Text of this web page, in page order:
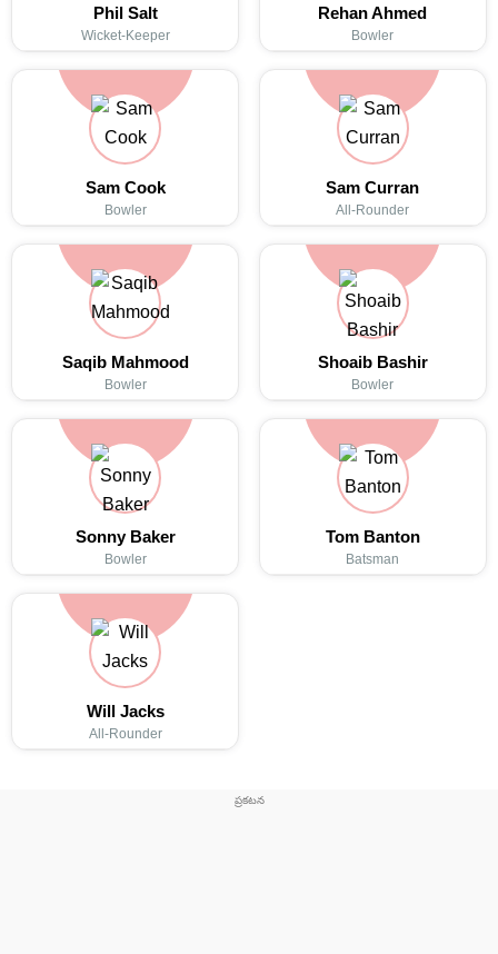
Phil Salt
Wicket-Keeper
Rehan Ahmed
Bowler
Sam Cook
Bowler
Sam Curran
All-Rounder
Saqib Mahmood
Bowler
Shoaib Bashir
Bowler
Sonny Baker
Bowler
Tom Banton
Batsman
Will Jacks
All-Rounder